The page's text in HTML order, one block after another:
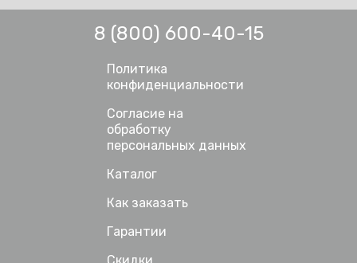
Каталог
Как заказать
Гарантии
Скидки
8 (800) 600-40-15
Политика
конфиденциальности
Согласие на
обработку
персональных данных